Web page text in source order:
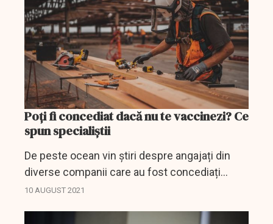
Poți fi concediat dacă nu te vaccinezi? Ce
spun specialiștii
De peste ocean vin știri despre angajați din
diverse companii care au fost concediați
pentru că nu s-au vaccinat, cea mai recentă
10 AUGUST 2021